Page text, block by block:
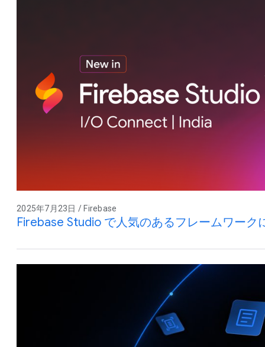
2025年7月23日 / Firebase
Firebase Studio で人気のあるフレームワーク